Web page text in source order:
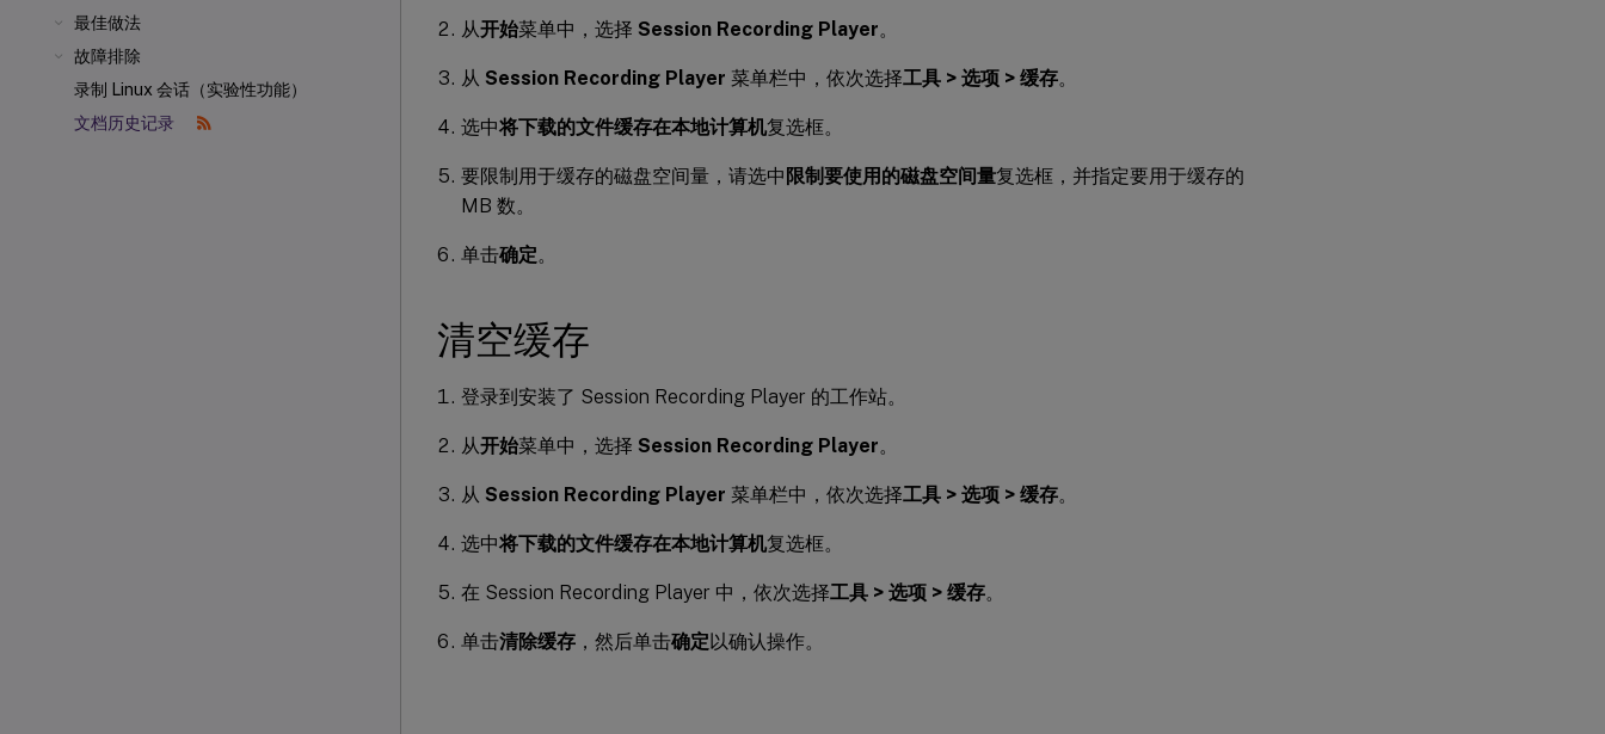
最佳做法
故障排除
录制 Linux 会话（实验性功能）
文档历史记录
从开始菜单中，选择 Session Recording Player。
从 Session Recording Player 菜单栏中，依次选择工具 > 选项 > 缓存。
选中将下载的文件缓存在本地计算机复选框。
要限制用于缓存的磁盘空间量，请选中 限制要使用的磁盘空间量复选框，并指定要用于缓存的
MB 数。
单击确定。
清空缓存
登录到安装了 Session Recording Player 的工作站。
从开始菜单中，选择 Session Recording Player。
从 Session Recording Player 菜单栏中，依次选择工具 > 选项 > 缓存。
选中将下载的文件缓存在本地计算机复选框。
在 Session Recording Player 中，依次选择工具 > 选项 > 缓存。
单击清除缓存 ，然后单击确定以确认操作。